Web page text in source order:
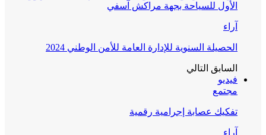
الأول للسياحة بجهة مراكش آسفي
الحصيلة السنوية للإدارة العامة للأمن الوطني 2024
السابقالتالي
فيديو
مجتمع
تفكيك عصابة إجرامية رقمية